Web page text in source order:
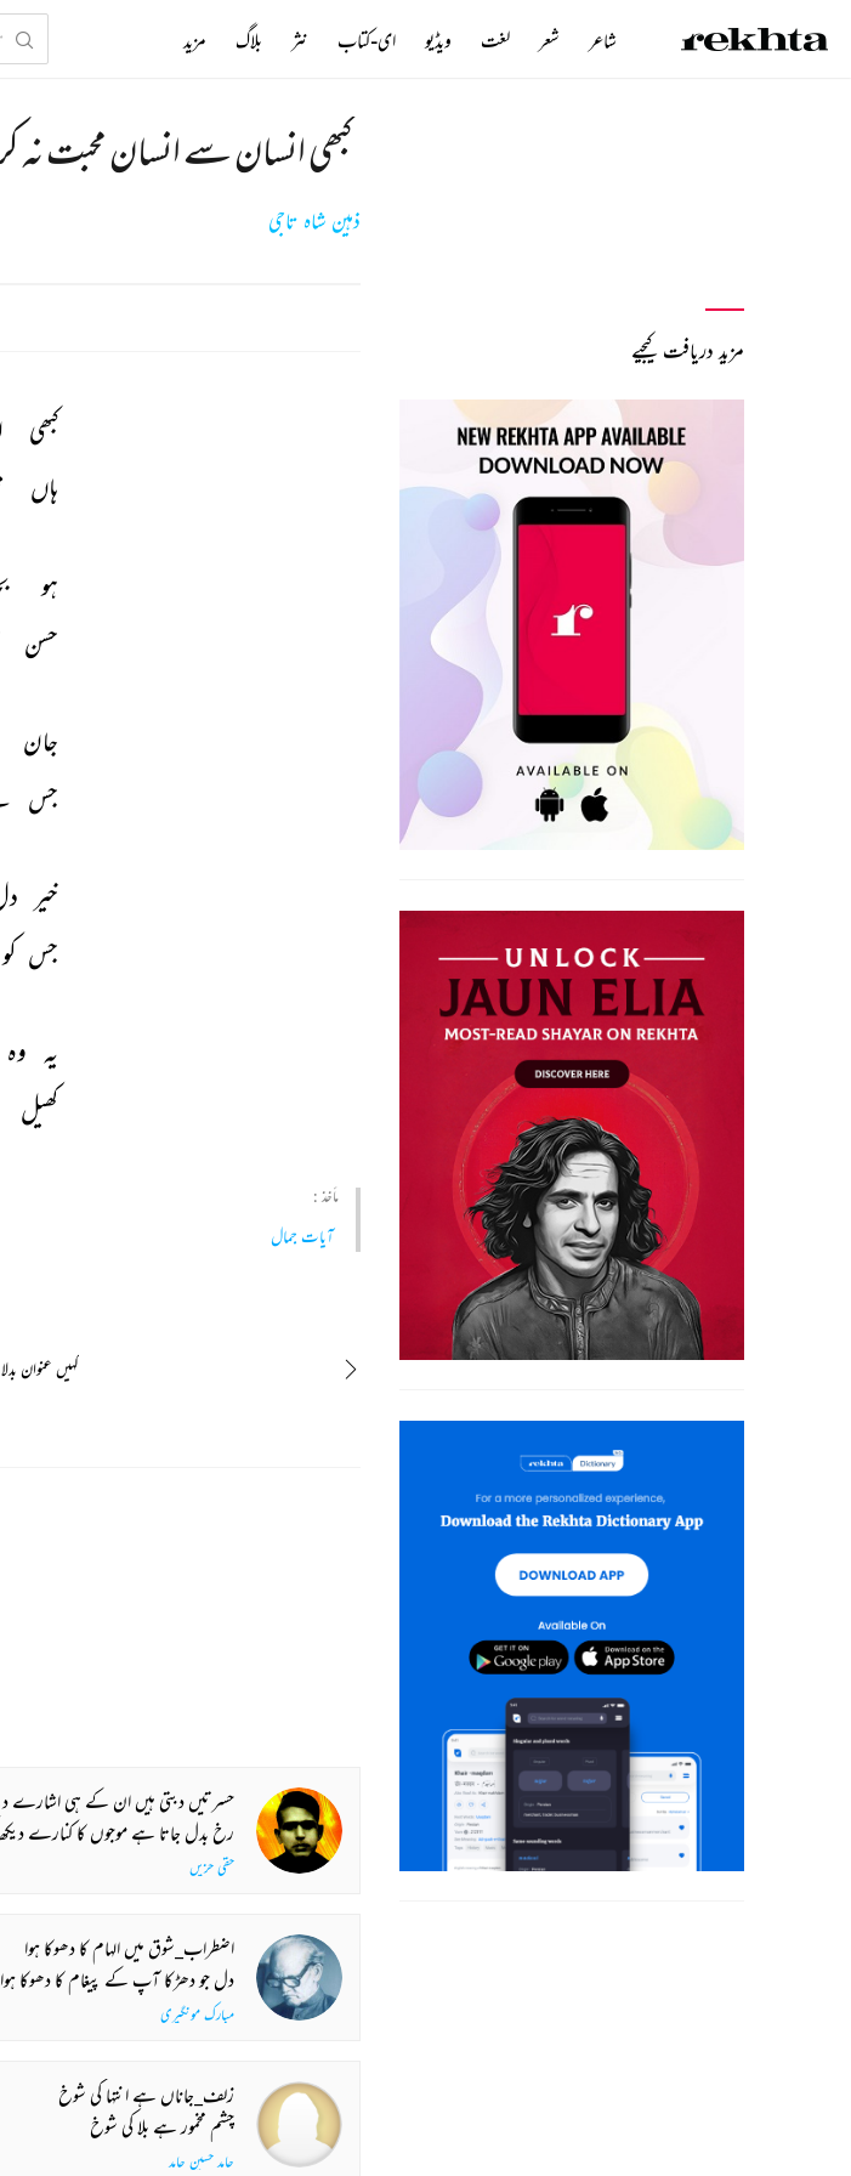
کبھی انسان سے انسان محبت
ذہین شاہ تاجی
کبھی
ہاں
ہو
حسن
جان
جس
خیر
جس کو
یہ وہ
کھیل
مأخذ :
آیات جمال
کہیں عنوان
حسرتیں دبتی ہیں ان کے ہی اشارے
رخ بدل جاتا ہے موجوں کا کنارے
حقی حزیں
اضطراب_شوق میں الہام کا دھوکا ہوا
دل جو دھڑکا آپ کے پیغام کا دھوکا ہوا
مبارک مونگیری
زلف_جاناں ہے انتہا کی شوخ
چشم مخمور ہے بلا کی شوخ
حامد حسین حامد
مزید دریافت کیجیے
شاعر شعر لغت ویڈیو ای-کتاب نثر بلاگ مزید